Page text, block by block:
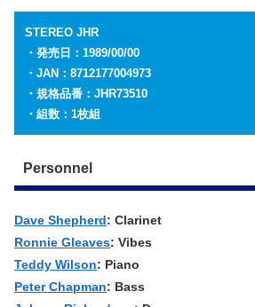
STEREO JHR
・発売日：1989/00/00
・JAN：8712177004973
・規格品番：JHR73510
・組数：1枚組
Personnel
Dave Shepherd: Clarinet
Ronnie Gleaves: Vibes
Teddy Wilson: Piano
Peter Chapman: Bass